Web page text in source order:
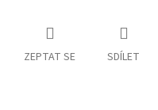
ZEPTAT SE SDÍLET